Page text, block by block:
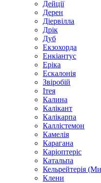
Дейції
Дерен
Діервілла
Дрік
Дуб
Екзохорда
Енкіантус
Еріка
Ескалонія
Звіробій
Ітея
Калина
Калікант
Калікарпа
Каллістемон
Камелія
Карагана
Каріоптеріс
Катальпа
Кельрейтерія
Клени